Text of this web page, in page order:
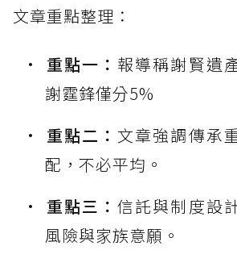
文章重點整理：
重點一： 報導稱謝賢遺
謝霆鋒僅分5%
重點二： 文章強調傳承
配，不必平均。
重點三：信託與制度設
風險與家族意願。